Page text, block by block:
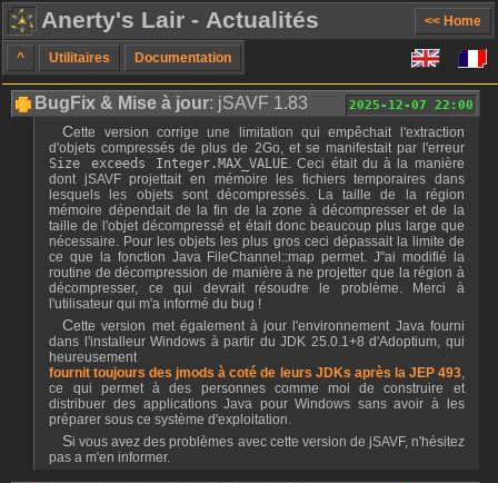
Anerty's Lair - Actualités << Home
^ Utilitaires Documentation
2025-12-07 22:00
BugFix & Mise à jour: jSAVF 1.83
Cette version corrige une limitation qui empêchait l'extraction
d'objets compressés de plus de 2Go, et se manifestait par l'erreur
Size exceeds Integer.MAX_VALUE. Ceci était du à la manière
dont jSAVF projettait en mémoire les fichiers temporaires dans
lesquels les objets sont décompressés. La taille de la région
mémoire dépendait de la fin de la zone à décompresser et de la
taille de l'objet décompressé et était donc beaucoup plus large que
nécessaire. Pour les objets les plus gros ceci dépassait la limite de
ce que la fonction Java FileChannel::map permet. J"ai modifié la
routine de décompression de manière à ne projetter que la région à
décompresser, ce qui devrait résoudre le problème. Merci à
l'utilisateur qui m'a informé du bug !
Cette version met également à jour l'environnement Java fourni
dans l'installeur Windows à partir du JDK 25.0.1+8 d'Adoptium, qui
heureusement
fournit toujours des jmods à coté de leurs JDKs après la JEP 493,
ce qui permet à des personnes comme moi de construire et
distribuer des applications Java pour Windows sans avoir à les
préparer sous ce système d'exploitation.
Si vous avez des problèmes avec cette version de jSAVF, n'hésitez
pas a m'en informer.